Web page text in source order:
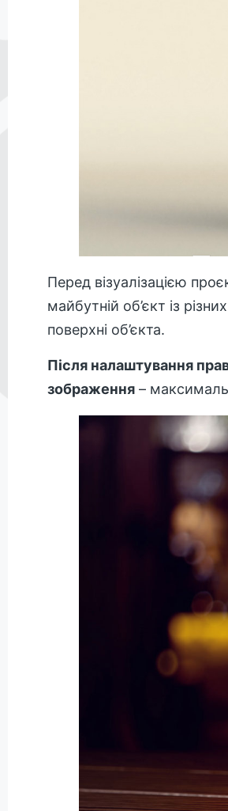
Перед візуалізацією
майбутній об’єкт із
поверхні об’єкта.
Після налаштування
зображення –